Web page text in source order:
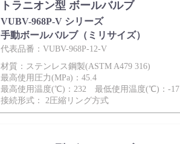
トラニオン型 ボールバルブ
VUBV-968P-V シリーズ
手動ボールバルブ（ミリサイズ）
代表品番：VUBV-968P-12-V
材質：ステンレス鋼製(ASTM A479 316)
最高使用圧力(MPa)：45.4
最高使用温度(℃)：232 最低使用温度(℃)：-17
接続形式： 2圧縮リング方式